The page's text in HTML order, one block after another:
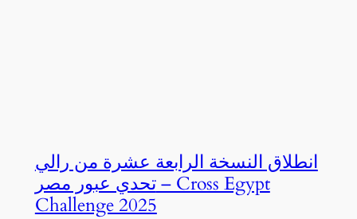
انطلاق النسخة الرابعة عشرة من رالي
تحدي عبور مصر – Cross Egypt
Challenge 2025